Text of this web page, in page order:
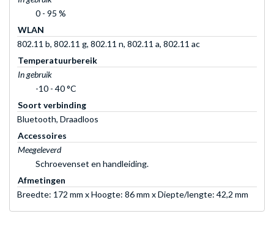
0 - 95 %
WLAN
802.11 b, 802.11 g, 802.11 n, 802.11 a, 802.11 ac
Temperatuurbereik
In gebruik
-10 - 40 °C
Soort verbinding
Bluetooth, Draadloos
Accessoires
Meegeleverd
Schroevenset en handleiding.
Afmetingen
Breedte: 172 mm x Hoogte: 86 mm x Diepte/lengte: 42,2 mm